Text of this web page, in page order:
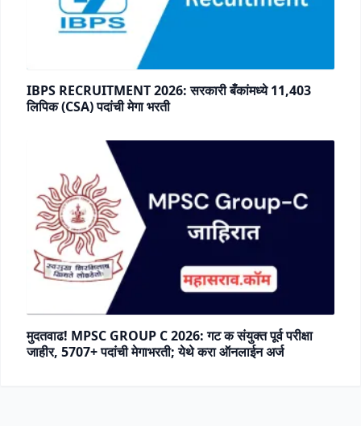
IBPS RECRUITMENT 2026: सरकारी बँकांमध्ये 11,403
लिपिक (CSA) पदांची मेगा भरती
मुदतवाढ! MPSC GROUP C 2026: गट क संयुक्त पूर्व परीक्षा
जाहीर, 5707+ पदांची मेगाभरती; येथे करा ऑनलाईन अर्ज